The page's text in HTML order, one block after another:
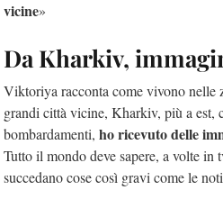
vicine»
Da Kharkiv,
Viktoriya racconta come vivono nelle
grandi città vicine, Kharkiv, più a est,
bombardamenti, ho ricevuto delle
Tutto il mondo deve sapere, a volte in
succedano cose così gravi come le